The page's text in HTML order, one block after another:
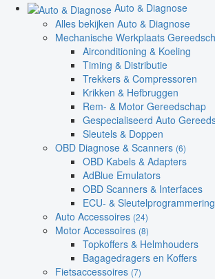
Auto & Diagnose
Alles bekijken Auto & Diagnose
Mechanische Werkplaats
Airconditioning & Koeling
Timing & Distributie
Trekkers & Compressoren
Krikken & Hefbruggen
Rem- & Motor Gereedschap
Gespecialiseerd Auto
Sleutels & Doppen
OBD Diagnose & Scanners (6)
OBD Kabels & Adapters
AdBlue Emulators
OBD Scanners & Interfaces
ECU- & Sleutelprogrammering
Auto Accessoires (24)
Motor Accessoires (8)
Topkoffers & Helmhouders
Bagagedragers en Koffers
Fietsaccessoires (7)